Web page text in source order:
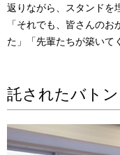
返りながら、スタンドを
「それでも、皆さんの
た」「先輩たちが築いて
託されたバト